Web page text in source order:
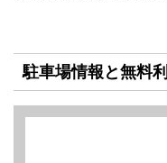
駐車場情報と無料